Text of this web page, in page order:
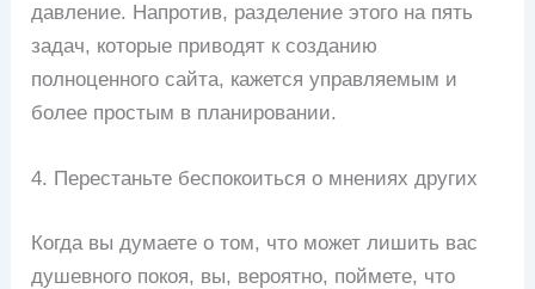
давление. Напротив, разделение этого на пять
задач, которые приводят к созданию
полноценного сайта, кажется управляемым и
более простым в планировании.
4. Перестаньте беспокоиться о мнениях других
Когда вы думаете о том, что может лишить вас
душевного покоя, вы, вероятно, поймете, что